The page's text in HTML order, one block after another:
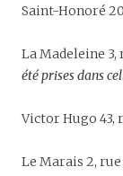
Saint-Honoré
La Madeleine 3,
été prises dans
Victor Hugo 43,
Le Marais 2, rue